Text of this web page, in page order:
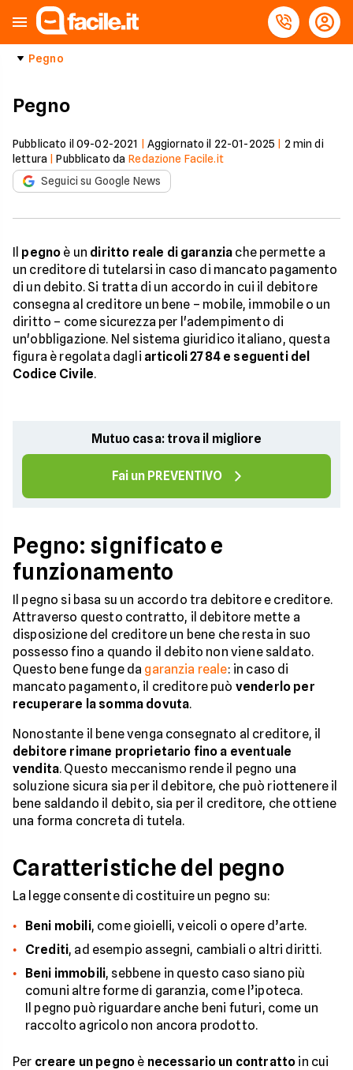
Pegno
Pegno
Pubblicato il 09-02-2021 Aggiornato il 22-01-2025 2 min di
lettura |Pubblicato da Redazione Facile.it
Seguici su Google News
Il pegno è un diritto reale di garanzia che permette a
un creditore di tutelarsi in caso di mancato pagamento
di un debito. Si tratta di un accordo in cui il debitore
consegna al creditore un bene – mobile, immobile o un
diritto – come sicurezza per l'adempimento di
un'obbligazione. Nel sistema giuridico italiano, questa
figura è regolata dagli articoli 2784 e seguenti del
Codice Civile.
Mutuo casa: trova il migliore
Fai un PREVENTIVO
Pegno: significato e
funzionamento
Il pegno si basa su un accordo tra debitore e creditore.
Attraverso questo contratto, il debitore mette a
disposizione del creditore un bene che resta in suo
possesso fino a quando il debito non viene saldato.
Questo bene funge da garanzia reale: in caso di
mancato pagamento, il creditore può venderlo per
recuperare la somma dovuta.
Nonostante il bene venga consegnato al creditore, il
debitore rimane proprietario fino a eventuale
vendita. Questo meccanismo rende il pegno una
soluzione sicura sia per il debitore, che può riottenere il
bene saldando il debito, sia per il creditore, che ottiene
una forma concreta di tutela.
Caratteristiche del pegno
La legge consente di costituire un pegno su:
Beni mobili, come gioielli, veicoli o opere d’arte.
Crediti, ad esempio assegni, cambiali o altri diritti.
Beni immobili, sebbene in questo caso siano più
comuni altre forme di garanzia, come l’ipoteca.
Il pegno può riguardare anche beni futuri, come un
raccolto agricolo non ancora prodotto.
Per creare un pegno è necessario un contratto in cui